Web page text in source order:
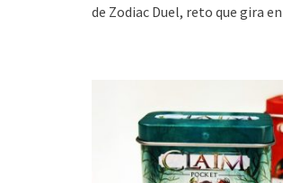
de Zodiac Duel, reto que gira en